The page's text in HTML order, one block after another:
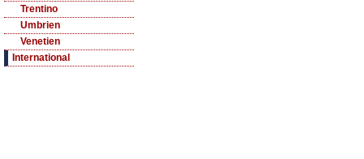
Trentino
Umbrien
Venetien
International